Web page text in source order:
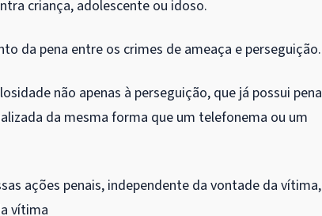
criança, adolescente ou idoso.
da pena entre os crimes de ameaça e perseguição.
não apenas à perseguição, que já possui pena
da mesma forma que um telefonema ou um
ações penais, independente da vontade da
vítima